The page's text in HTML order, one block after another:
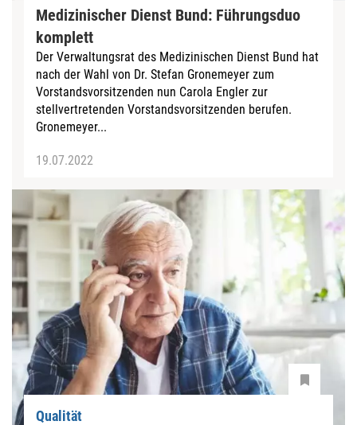
Medizinischer Dienst Bund: Führungsduo
komplett
Der Verwaltungsrat des Medizinischen Dienst Bund hat
nach der Wahl von Dr. Stefan Gronemeyer zum
Vorstandsvorsitzenden nun Carola Engler zur
stellvertretenden Vorstandsvorsitzenden berufen.
Gronemeyer...
19.07.2022
Qualität